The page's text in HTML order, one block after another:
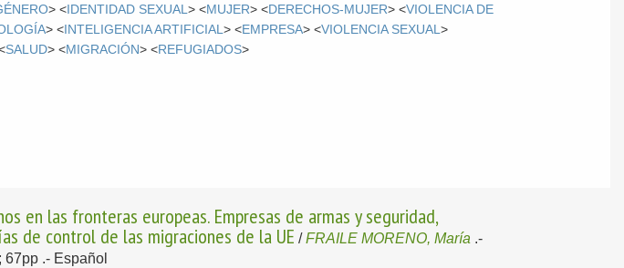
> < IDENTIDAD SEXUAL> <MUJER> <DERECHOS-MUJER> <VIOLENCIA DE
> < INTELIGENCIA ARTIFICIAL> <EMPRESA> <VIOLENCIA SEXUAL>
SALUD> <MIGRACIÓN> <REFUGIADOS>
en las fronteras europeas. Empresas de armas y seguridad,
de control de las migraciones de la UE /FRAILE MORENO, María .-
67pp .- Español